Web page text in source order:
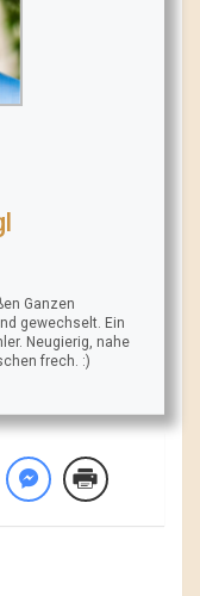
Ganzen
gewechselt. Ein
Neugierig, nahe
frech. :)